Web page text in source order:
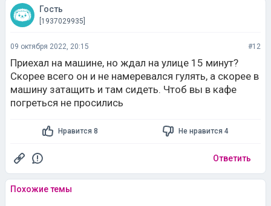
Гость
[1937029935]
09 октября 2022, 20:15 #12
Приехал на машине, но ждал на улице 15 минут?
Скорее всего он и не намеревался гулять, а скорее в
машину затащить и там сидеть. Чтоб вы в кафе
погреться не просились
Нравится 8 Не нравится 4
Ответить
Похожие темы